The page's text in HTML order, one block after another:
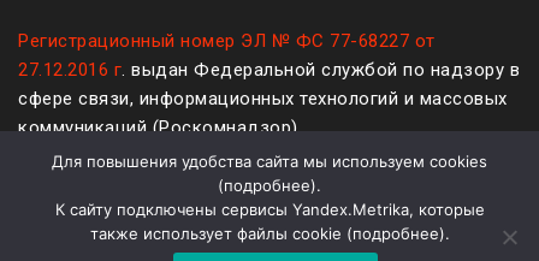
Регистрационный номер ЭЛ № ФС 77-68227 от
27.12.2016 г. выдан Федеральной службой по надзору в
сфере связи, информационных технологий и массовых
коммуникаций (Роскомнадзор)
Политика конфиденциальности и защиты информации
Для повышения удобства сайта мы используем cookies
(подробнее).
К сайту подключены сервисы Yandex.Metrika, которые
также использует файлы cookie (подробнее).